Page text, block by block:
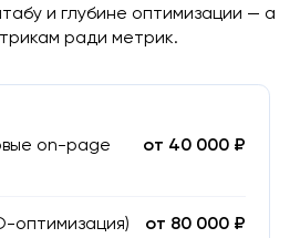
и глубине оптимизации — а
ради метрик.
on-page
от 40 000 ₽
оптимизация) от 80 000 ₽